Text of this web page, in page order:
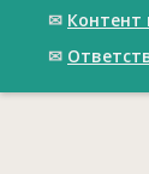
✉
✉